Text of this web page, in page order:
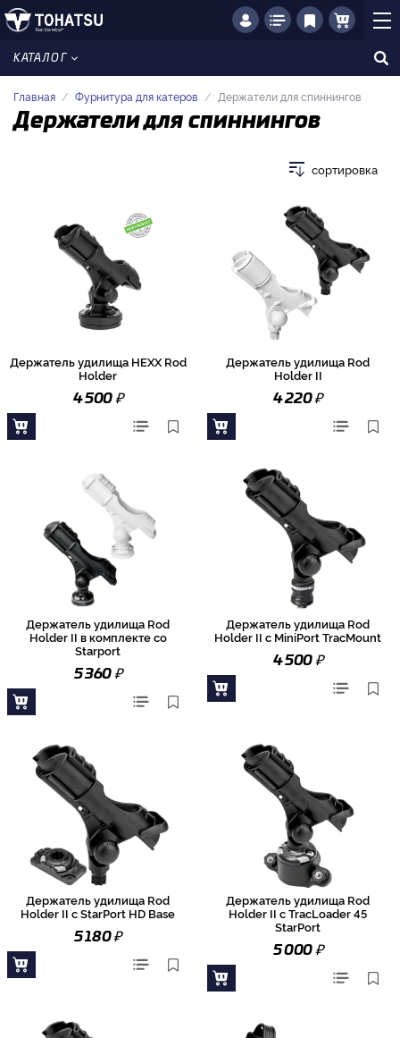
КАТАЛОГ
Главная Фурнитура для катеров Держатели для спиннингов
Держатели для спиннингов
сортировка
Держатель удилища HEXX Rod
Holder
4 500₽
Держатель удилища Rod
Holder II
4 220₽
Держатель удилища Rod
Holder II в комплекте со
Starport
5 360₽
Держатель удилища Rod
Holder II с MiniPort TracMount
4 500₽
Держатель удилища Rod
Holder II с StarPort HD Base
5 180₽
Держатель удилища Rod
Holder II с TracLoader 45
StarPort
5 000₽